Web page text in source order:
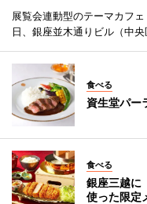
展覧会連動型のテーマカフ
日、銀座並木通りビル（中
食べる
資生堂パー
食べる
銀座三越に
使った限定